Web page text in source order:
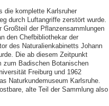
die komplette Karlsruher
durch Luftangriffe zerstört wurde.
der Pflanzensammlungen
den Chefbibliothekar der
des Naturalienkabinetts Johann
Die ab diesem Zeitpunkt
zum Badischen Botanischen
Freiburg und 1962
Naturkundemuseum Karlsruhe.
alte Teil der Sammlung also